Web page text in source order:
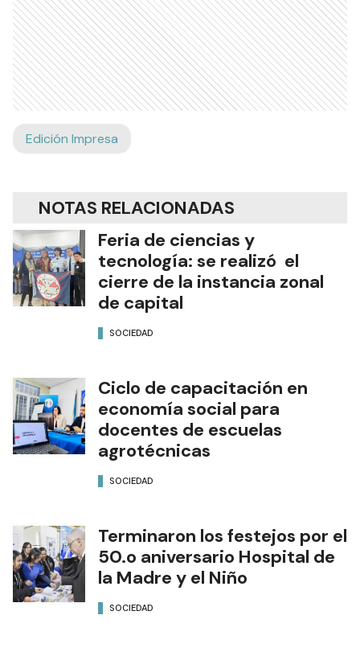
Edición Impresa
NOTAS RELACIONADAS
Feria de ciencias y
tecnología: se realizó el
cierre de la instancia zonal
de capital
SOCIEDAD
Ciclo de capacitación en
economía social para
docentes de escuelas
agrotécnicas
SOCIEDAD
Terminaron los festejos por el
50.o aniversario Hospital de
la Madre y el Niño
SOCIEDAD